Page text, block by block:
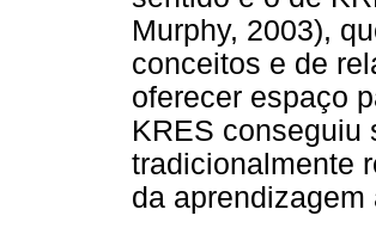
Murphy, 2003),
conceitos e de
oferecer espaço
KRES conseguiu
tradicionalmente
da